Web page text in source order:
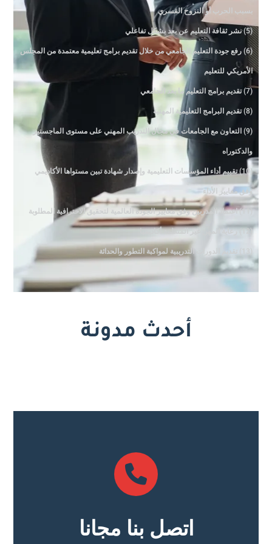
بسبب الحرب أو النزوح القسري
(5) نشر ثقافة التعليم عن بعد بشكل تفاعلي
(6) رفع جودة التعليم الجامعي من خلال تقديم برامج تعليمية معتمدة من المجلس
الأمريكي للتعليم
(7) تقديم برامج التعليم ما بعد الجامعي
(8) تقديم البرامج التعليمية المهنية
(9) التعاون مع الجامعات في مجال التدريب المهني على مستوى الماجستير
والدكتوراه
(10) تقييم أداء المؤسسات التعليمية وإصدار شهادة تبين مستواها الأكاديمي
وفق معايير الأداء
(12) رعاية المهن غير المنظمة أكاديميا
أحدث مدونة
اتصل بنا مجانا